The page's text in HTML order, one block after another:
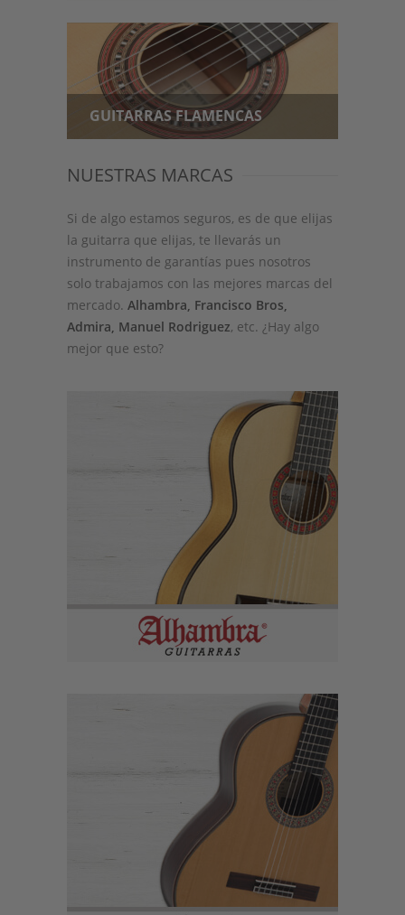
GUITARRAS FLAMENCAS
NUESTRAS MARCAS
Si de algo estamos seguros, es de que elijas
la guitarra que elijas, te llevarás un
instrumento de garantías pues nosotros
solo trabajamos con las mejores marcas del
mercado. Alhambra, Francisco Bros,
Admira, Manuel Rodriguez, etc. ¿Hay algo
mejor que esto?